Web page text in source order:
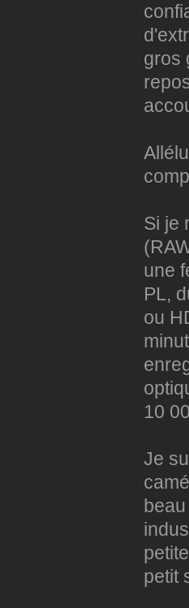
gros
Si je
une
PL,
ou
10
Je
petit